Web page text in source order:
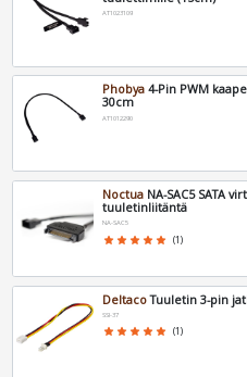
AT1023109
Phobya 4-Pin PWM
30cm
AT1012290
Noctua ​NA-SAC5 SATA
tuuletinliitäntä
NA-SAC5
star star star star star (1)
DeltacoTuuletin 3-pin
SSI-37
star star star star star (1)